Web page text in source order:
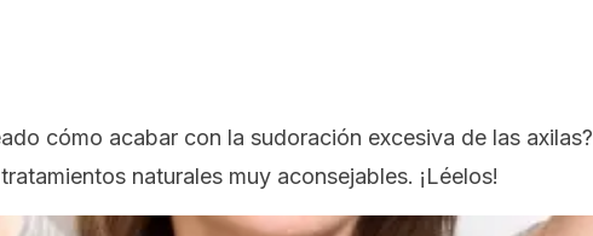
cómo acabar con la sudoración excesiva de las axilas?
naturales muy aconsejables. ¡Léelos!